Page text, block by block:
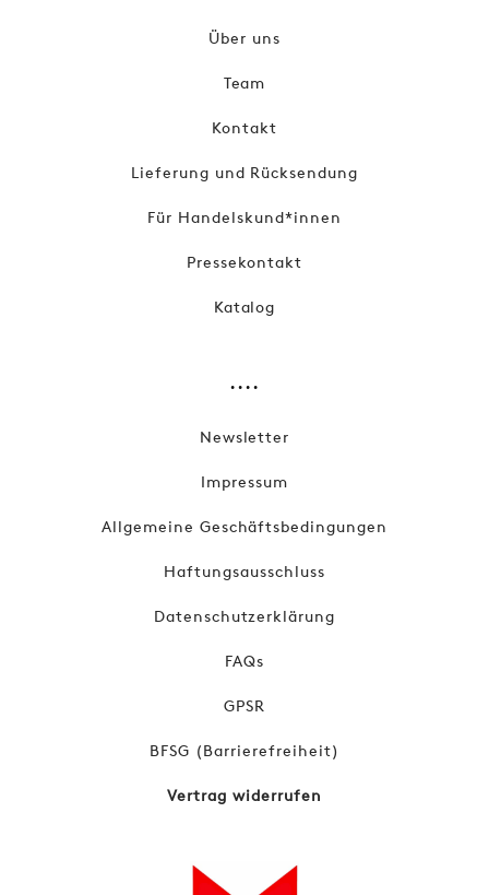
Über uns
Team
Kontakt
Lieferung und Rücksendung
Für Handelskund*innen
Pressekontakt
Katalog
....
Newsletter
Impressum
Allgemeine Geschäftsbedingungen
Haftungsausschluss
Datenschutzerklärung
FAQs
GPSR
BFSG (Barrierefreiheit)
Vertrag widerrufen